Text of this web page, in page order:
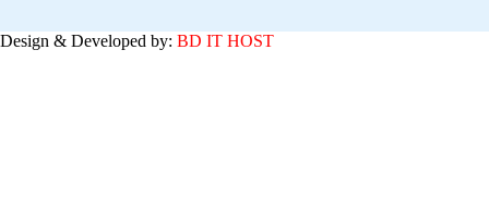
Design & Developed by: BD IT HOST